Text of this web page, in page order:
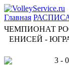
Главная
ЧЕМПИОНАТ
ЕНИСЕЙ -
3 - 0